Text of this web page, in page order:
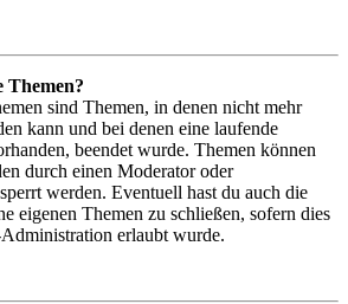
Themen?
sind Themen, in denen nicht mehr
kann und bei denen eine laufende
beendet wurde. Themen können
durch einen Moderator oder
werden. Eventuell hast du auch die
eigenen Themen zu schließen, sofern dies
erlaubt wurde.